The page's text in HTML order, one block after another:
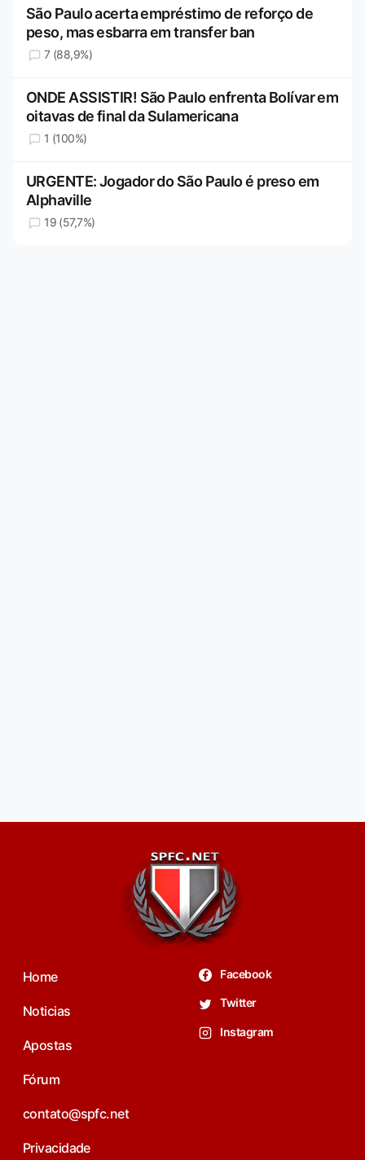
São Paulo acerta empréstimo de reforço de
peso, mas esbarra em transfer ban
7 (88,9%)
ONDE ASSISTIR! São Paulo enfrenta Bolívar em
oitavas de final da Sulamericana
1 (100%)
URGENTE: Jogador do São Paulo é preso em
Alphaville
19 (57,7%)
Home
Noticias
Apostas
Fórum
contato@spfc.net
Privacidade
Facebook
Twitter
Instagram